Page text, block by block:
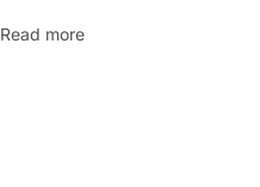
Read more